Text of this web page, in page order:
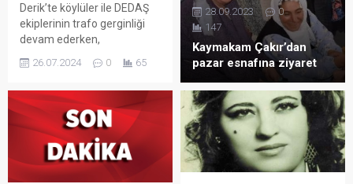
Derik’te köylüler ile DEDAŞ
ekiplerinin trafo gerginliği
devam ederken,
müdahale ettiği köylülerden
26.07.2024 0 65
Kaymakam Çakır’dan
pazar esnafına ziyaret
28.09.2023
0
147